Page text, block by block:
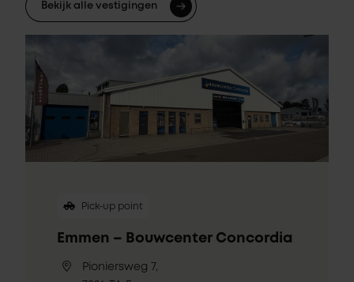
Bekijk alle vestigingen
Pick-up point
Emmen – Bouwcenter Concordia
Pioniersweg 7,